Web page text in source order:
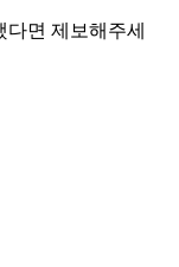
면 제보해주세